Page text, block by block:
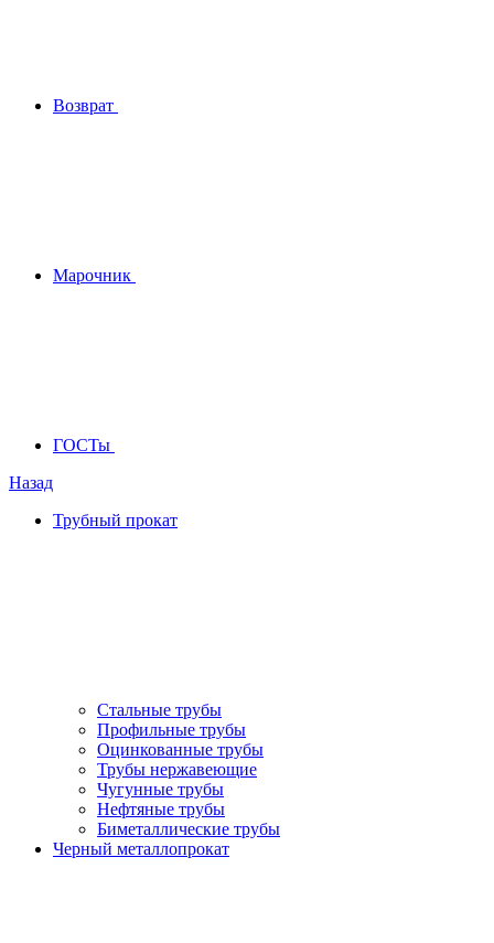
Возврат
Марочник
ГОСТы
Назад
Трубный прокат
Стальные трубы
Профильные трубы
Оцинкованные трубы
Трубы нержавеющие
Чугунные трубы
Нефтяные трубы
Биметаллические трубы
Черный металлопрокат